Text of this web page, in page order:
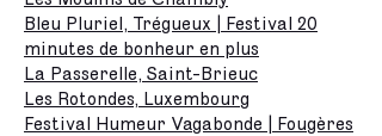
Bleu Pluriel, Trégueux | Festival 20
minutes de bonheur en plus
La Passerelle, Saint-Brieuc
Les Rotondes, Luxembourg
Festival Humeur Vagabonde | Fougères